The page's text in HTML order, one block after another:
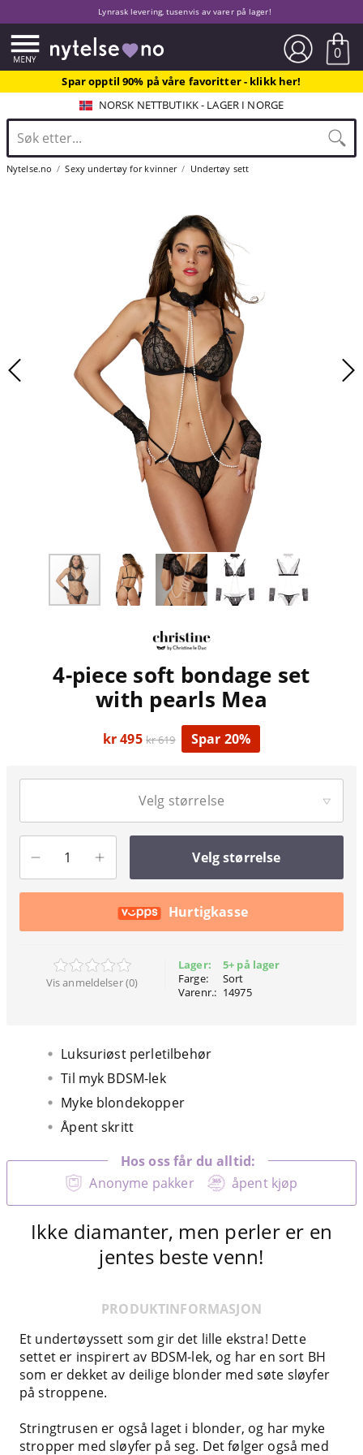
Lynrask levering, tusenvis av varer på lager!
0
Spar opptil 90% på våre favoritter - klikk her!
NORSK NETTBUTIKK - LAGER I NORGE
Nytelse.no Sexy undertøy for kvinner Undertøy sett
4-piece soft bondage set
with pearls Mea
kr 495 kr 619 Spar 20%
Velg størrelse
Velg størrelse
Hurtigkasse
Vis anmeldelser (0)
Lager:
Farge:
Varenr.:
5+ på lager
Sort
14975
Luksuriøst perletilbehør
Til myk BDSM-lek
Myke blondekopper
Åpent skritt
Anonyme pakker åpent kjøp
Hos oss får du alltid:
Ikke diamanter, men perler er en
jentes beste venn!
PRODUKTINFORMASJON
Et undertøyssett som gir det lille ekstra! Dette
settet er inspirert av BDSM-lek, og har en sort BH
som er dekket av deilige blonder med søte sløyfer
på stroppene.
Stringtrusen er også laget i blonder, og har myke
stropper med sløyfer på seg. Det følger også med